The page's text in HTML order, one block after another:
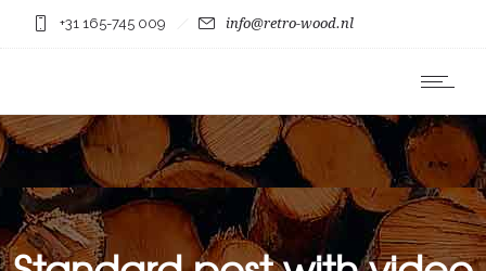
+31 165-745 009 info@retro-wood.nl